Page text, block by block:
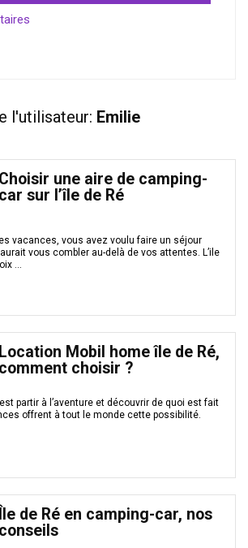
l'utilisateur: Emilie
Choisir une aire de camping-
car sur l’île de Ré
vacances, vous avez voulu faire un séjour
vous combler au-delà de vos attentes. L’ile
...
Location Mobil home île de Ré,
comment choisir ?
partir à l’aventure et découvrir de quoi est fait
offrent à tout le monde cette possibilité.
Île de Ré en camping-car, nos
conseils